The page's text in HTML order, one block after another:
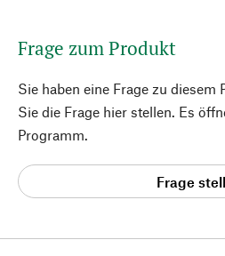
Frage zum Produkt
Sie haben eine Frage zu diesem
Sie die Frage hier stellen. Es
Programm.
Frage